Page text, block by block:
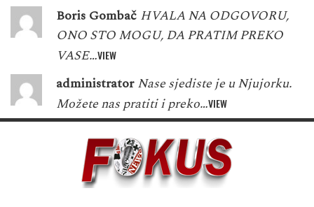
Boris Gombač HVALA NA ODGOVORU,
ONO STO MOGU, DA PRATIM PREKO
VASE…VIEW
administrator Nase sjediste je u Njujorku.
Možete nas pratiti i preko…VIEW